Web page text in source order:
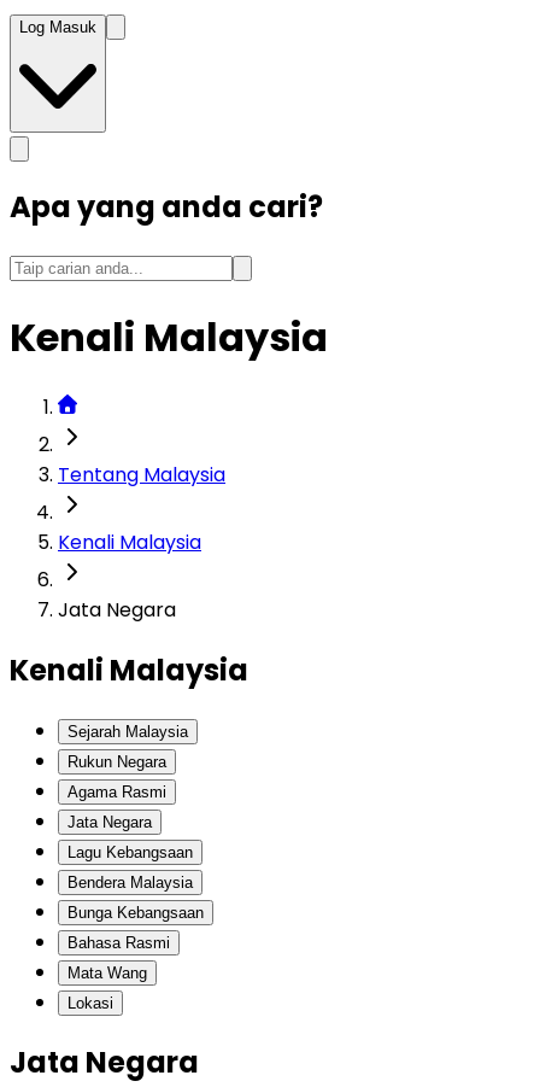
Log Masuk
Apa yang anda cari?
Kenali Malaysia
Tentang Malaysia
Kenali Malaysia
Jata Negara
Kenali Malaysia
Sejarah Malaysia
Rukun Negara
Agama Rasmi
Jata Negara
Lagu Kebangsaan
Bendera Malaysia
Bunga Kebangsaan
Bahasa Rasmi
Mata Wang
Lokasi
Jata Negara